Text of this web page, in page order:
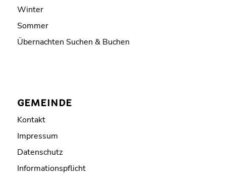
Winter
Sommer
Übernachten Suchen & Buchen
GEMEINDE
Kontakt
Impressum
Datenschutz
Informationspflicht